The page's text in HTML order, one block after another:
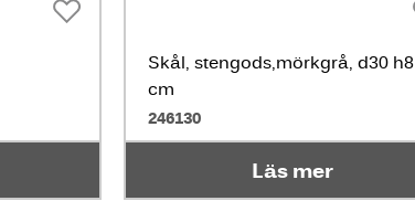
Skål, stengods,mörkgrå, d30 h8
cm
246130
Läs mer